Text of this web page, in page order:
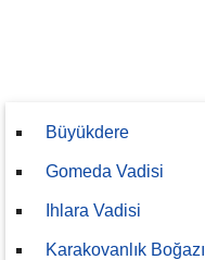
Büyükdere
Gomeda Vadisi
Ihlara Vadisi
Karakovanlık Boğazı